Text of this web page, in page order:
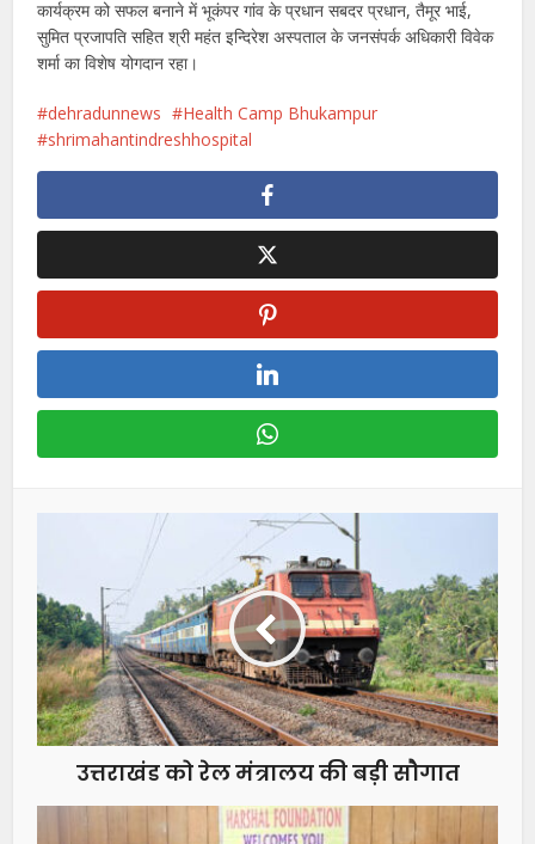
कार्यक्रम को सफल बनाने में भूकंपर गांव के प्रधान सबदर प्रधान, तैमूर भाई,
सुमित प्रजापति सहित श्री महंत इन्दिरेश अस्पताल के जनसंपर्क अधिकारी विवेक
शर्मा का विशेष योगदान रहा।
dehradunnews
Health Camp Bhukampur
shrimahantindreshhospital
उत्तराखंड को रेल मंत्रालय की बड़ी सौगात